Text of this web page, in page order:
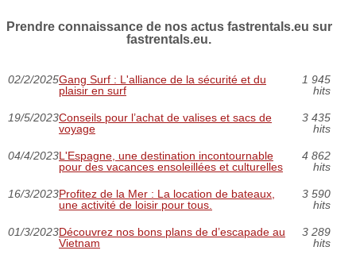
Prendre connaissance de nos actus fastrentals.eu sur
fastrentals.eu.
02/2/2025Gang Surf : L'alliance de la sécurité et du
plaisir en surf
1 945
hits
19/5/2023Conseils pour l’achat de valises et sacs de
voyage
3 435
hits
04/4/2023L'Espagne, une destination incontournable
pour des vacances ensoleillées et culturelles
4 862
hits
16/3/2023Profitez de la Mer : La location de bateaux,
une activité de loisir pour tous.
3 590
hits
01/3/2023Découvrez nos bons plans de d’escapade au
Vietnam
3 289
hits